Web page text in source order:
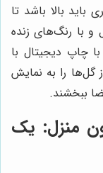
باید بالا باشد تا
با رنگ‌های زنده
چاپ دیجیتال با
گل‌ها را به نمایش
ببخشند.
منزل: یک